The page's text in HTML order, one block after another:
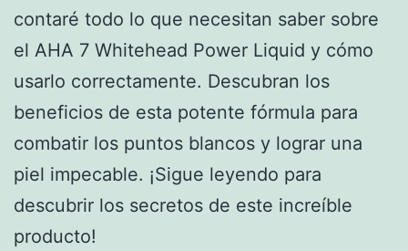
contaré todo lo que necesitan saber sobre
el AHA 7 Whitehead Power Liquid y cómo
usarlo correctamente. Descubran los
beneficios de esta potente fórmula para
combatir los puntos blancos y lograr una
piel impecable. ¡Sigue leyendo para
descubrir los secretos de este increíble
producto!